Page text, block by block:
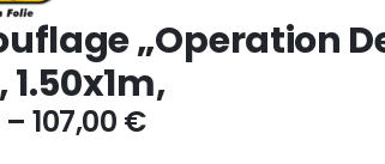
„Operation
–107,00 €